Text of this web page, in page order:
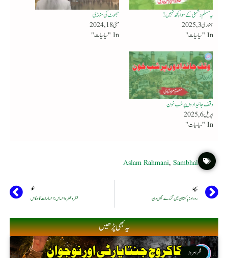
یہ مسلم دشمنی کے سوا کچھ نہیں!
جنوری 3, 2025
In "سیاسیات"
جھوٹ کی مَنڈی
مئی 18, 2024
In "سیاسیات"
وقف جائیدادوں پر شب خون
اپریل 6, 2025
In "سیاسیات"
Aslam Rahmani, Sambhal
پچھلا
روداد : پاکستان میں گزرے تیس دن
اگلا
قطرہ قطرہ احساس : احساسات کا عکاس
یہ بھی پڑھیں
فکر امروز